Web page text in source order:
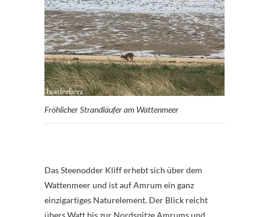
Fröhlicher Strandläufer am Wattenmeer
Das Steenodder Kliff erhebt sich über dem
Wattenmeer und ist auf Amrum ein ganz
einzigartiges Naturelement. Der Blick reicht
übers Watt bis zur Nordspitze Amrums und